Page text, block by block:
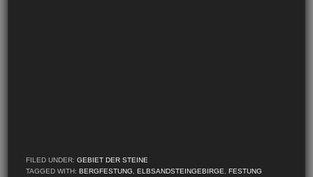
FILED UNDER:GEBIET DER STEINE
TAGGED WITH:BERGFESTUNG ,ELBSANDSTEINGEBIRGE ,FESTUNG